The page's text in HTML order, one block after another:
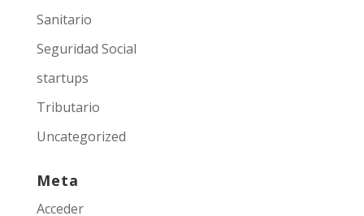
Sanitario
Seguridad Social
startups
Tributario
Uncategorized
Meta
Acceder